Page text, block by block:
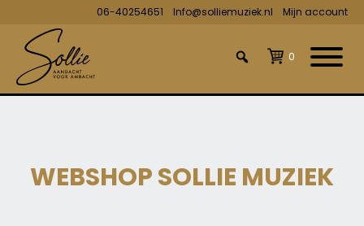
06-40254651 Info@solliemuziek.nl Mijn account
0
WEBSHOP SOLLIE MUZIEK